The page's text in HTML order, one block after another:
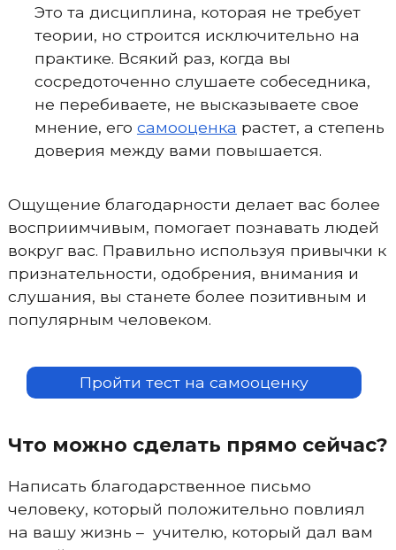
Это та дисциплина, которая не требует
теории, но строится исключительно на
практике. Всякий раз, когда вы
сосредоточенно слушаете собеседника,
не перебиваете, не высказываете свое
мнение, его самооценка растет, а степень
доверия между вами повышается.
Ощущение благодарности делает вас более
восприимчивым, помогает познавать людей
вокруг вас. Правильно используя привычки к
признательности, одобрения, внимания и
слушания, вы станете более позитивным и
популярным человеком.
Пройти тест на самооценку
Что можно сделать прямо сейчас?
Написать благодарственное письмо
человеку, который положительно повлиял
на вашу жизнь – учителю, который дал вам